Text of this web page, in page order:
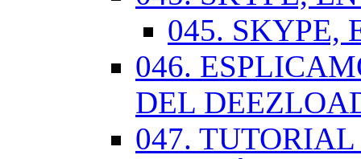
045. SKYPE,
046.
DEL
047.